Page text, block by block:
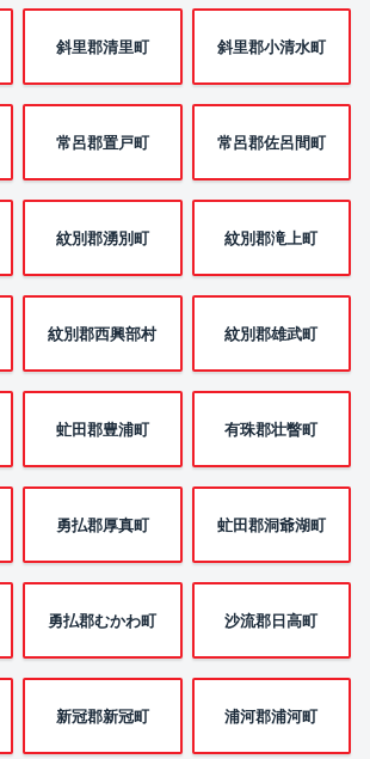
斜里郡清里町 斜里郡小清水町
常呂郡置戸町 常呂郡佐呂間町
紋別郡湧別町 紋別郡滝上町
紋別郡西興部村 紋別郡雄武町
虻田郡豊浦町 有珠郡壮瞥町
勇払郡厚真町 虻田郡洞爺湖町
勇払郡むかわ町 沙流郡日高町
新冠郡新冠町 浦河郡浦河町